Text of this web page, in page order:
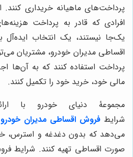
پرداخت‌های ماهیانه خریداری
افرادی که قادر به پرداخت
یک‌جا نیستند، یک انتخاب
اقساطی مدیران خودرو، مشتریان
پرداخت استفاده کنند که به آن‌ها
مالی خود، خرید خود را تکمیل کنند.
مجموعۀ دنیای خودرو با
شرایط فروش اقساطی مدیران خودرو
می‌دهد که بدون دغدغه و استرس،
صورت اقساطی تهیه کنند. شرایط